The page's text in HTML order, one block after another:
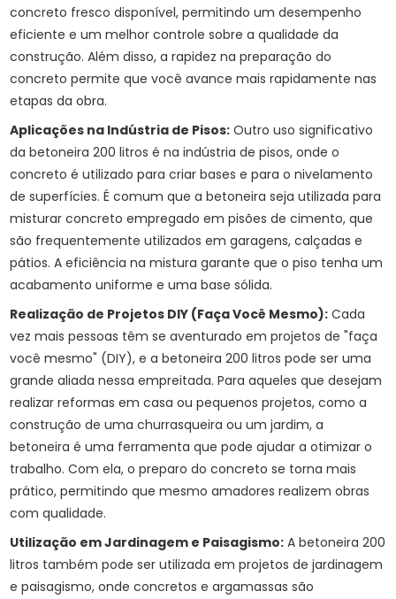
concreto fresco disponível, permitindo um desempenho
eficiente e um melhor controle sobre a qualidade da
construção. Além disso, a rapidez na preparação do
concreto permite que você avance mais rapidamente nas
etapas da obra.
Aplicações na Indústria de Pisos: Outro uso significativo
da betoneira 200 litros é na indústria de pisos, onde o
concreto é utilizado para criar bases e para o nivelamento
de superfícies. É comum que a betoneira seja utilizada para
misturar concreto empregado em pisões de cimento, que
são frequentemente utilizados em garagens, calçadas e
pátios. A eficiência na mistura garante que o piso tenha um
acabamento uniforme e uma base sólida.
Realização de Projetos DIY (Faça Você Mesmo): Cada
vez mais pessoas têm se aventurado em projetos de "faça
você mesmo" (DIY), e a betoneira 200 litros pode ser uma
grande aliada nessa empreitada. Para aqueles que desejam
realizar reformas em casa ou pequenos projetos, como a
construção de uma churrasqueira ou um jardim, a
betoneira é uma ferramenta que pode ajudar a otimizar o
trabalho. Com ela, o preparo do concreto se torna mais
prático, permitindo que mesmo amadores realizem obras
com qualidade.
Utilização em Jardinagem e Paisagismo: A betoneira 200
litros também pode ser utilizada em projetos de jardinagem
e paisagismo, onde concretos e argamassas são